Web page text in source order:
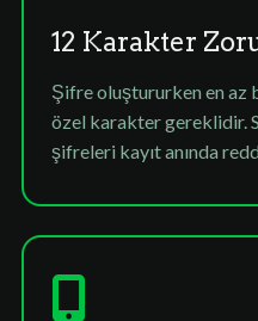
12 Karakter
Şifre oluştururken en az
özel karakter gereklidir.
şifreleri kayıt anında